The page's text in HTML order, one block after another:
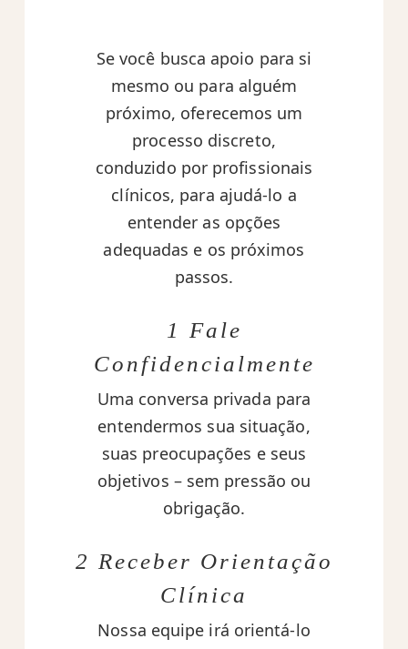
Se você busca apoio para si
mesmo ou para alguém
próximo, oferecemos um
processo discreto,
conduzido por profissionais
clínicos, para ajudá-lo a
entender as opções
adequadas e os próximos
passos.
1 Fale
Confidencialmente
Uma conversa privada para
entendermos sua situação,
suas preocupações e seus
objetivos – sem pressão ou
obrigação.
2 Receber Orientação
Clínica
Nossa equipe irá orientá-lo